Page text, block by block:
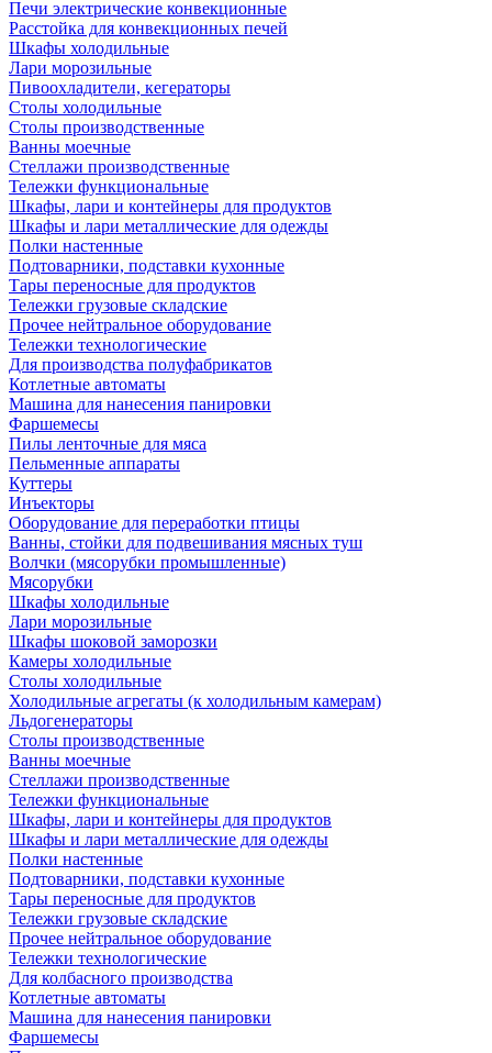
Печи электрические конвекционные
Расстойка для конвекционных печей
Шкафы холодильные
Лари морозильные
Пивоохладители, кегераторы
Столы холодильные
Столы производственные
Ванны моечные
Стеллажи производственные
Тележки функциональные
Шкафы, лари и контейнеры для продуктов
Шкафы и лари металлические для одежды
Полки настенные
Подтоварники, подставки кухонные
Тары переносные для продуктов
Тележки грузовые складские
Прочее нейтральное оборудование
Тележки технологические
Для производства полуфабрикатов
Котлетные автоматы
Машина для нанесения панировки
Фаршемесы
Пилы ленточные для мяса
Пельменные аппараты
Куттеры
Инъекторы
Оборудование для переработки птицы
Ванны, стойки для подвешивания мясных туш
Волчки (мясорубки промышленные)
Мясорубки
Шкафы холодильные
Лари морозильные
Шкафы шоковой заморозки
Камеры холодильные
Столы холодильные
Холодильные агрегаты (к холодильным камерам)
Льдогенераторы
Столы производственные
Ванны моечные
Стеллажи производственные
Тележки функциональные
Шкафы, лари и контейнеры для продуктов
Шкафы и лари металлические для одежды
Полки настенные
Подтоварники, подставки кухонные
Тары переносные для продуктов
Тележки грузовые складские
Прочее нейтральное оборудование
Тележки технологические
Для колбасного производства
Котлетные автоматы
Машина для нанесения панировки
Фаршемесы